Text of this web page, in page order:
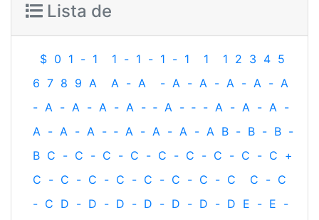
Lista de
$ 0 1 - 1 1 - 1 - 1 - 1 1 1 2 3 4 5
6 7 8 9 A A - A - A - A - A - A - A
- A - A - A - A - ‐ A - ‐ - A - A - A -
A - A - A - ‐ A - A - A - A B - B - B -
B C - C - C - C - C - C - C - C - C +
C - C - C - C - C - C - C - C C - C
- C D - D - D - D - D - D - D E - E -